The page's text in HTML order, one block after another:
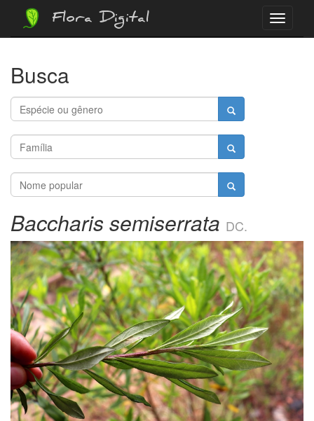
Menu
Flora Digital
Busca
Baccharis semiserrata DC.